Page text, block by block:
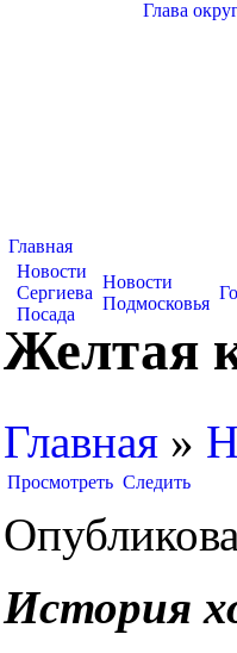
Глава
Главная
Новости
Сергиева
Посада
Новости
Подмосковья
Желтая
Главная »
Просмотреть Следить
История